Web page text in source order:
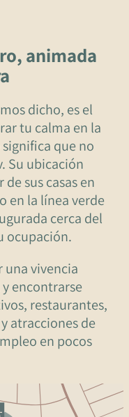
animada
dicho, es el
tu calma en la
que no
Su ubicación
sus casas en
en la línea verde
cerca del
ocupación.
una vivencia
encontrarse
restaurantes,
atracciones de
en pocos
Hakfar Hayarok
GOLDA
Super Pharm